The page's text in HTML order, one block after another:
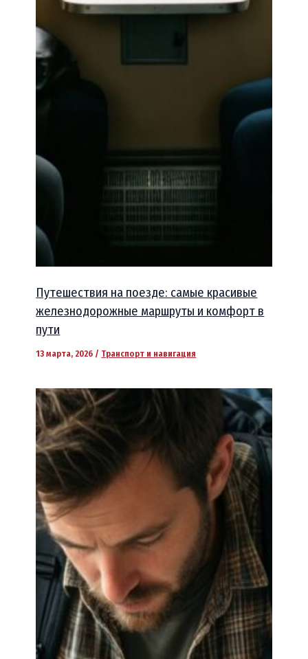
Путешествия на поезде: самые красивые
железнодорожные маршруты и комфорт в
пути
13 марта, 2026 / Транспорт и навигация